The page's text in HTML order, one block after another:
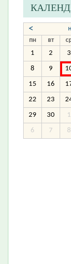
<
пн вт
1
2 3
8 9
15 16
22 23
29 30 1
6 7 8